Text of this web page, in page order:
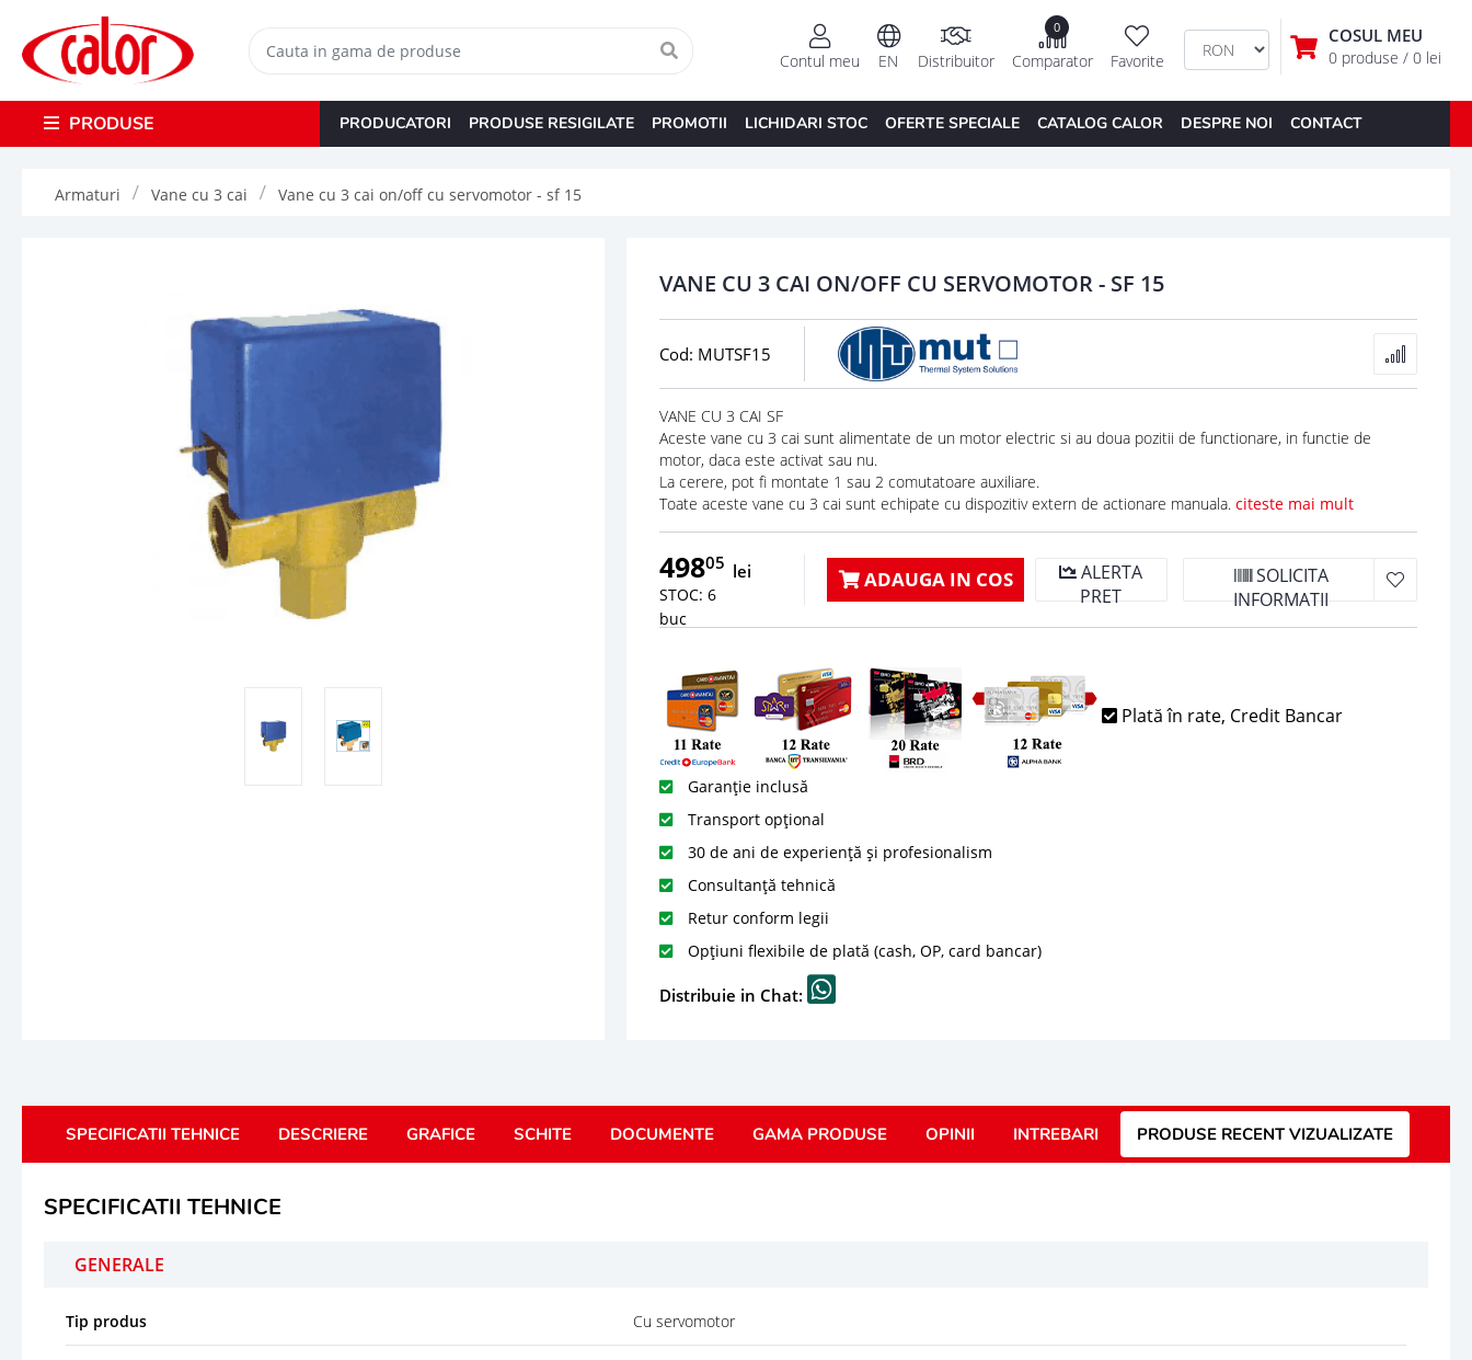
COSUL MEU
0 produse / 0 lei
Favorite
0
Comparator
Distribuitor
EN
Contul meu
PRODUSE PRODUCATORI PRODUSE RESIGILATE PROMOTII LICHIDARI STOC OFERTE SPECIALE CATALOG CALOR DESPRE NOI CONTACT
Armaturi Vane cu 3 cai Vane cu 3 cai on/off cu servomotor - sf 15
VANE CU 3 CAI ON/OFF CU SERVOMOTOR - SF 15
Cod: MUTSF15
VANE CU 3 CAI SF
Aceste vane cu 3 cai sunt alimentate de un motor electric si au doua pozitii de functionare, in functie de
motor, daca este activat sau nu.
La cerere, pot fi montate 1 sau 2 comutatoare auxiliare.
Toate aceste vane cu 3 cai sunt echipate cu dispozitiv extern de actionare manuala. citeste mai mult
49805 lei
STOC: 6
buc
ADAUGA IN COS
ALERTA
PRET
SOLICITA
INFORMATII
Plată în rate, Credit Bancar
Garanție inclusă
Transport opțional
30 de ani de experiență și profesionalism
Consultanță tehnică
Retur conform legii
Opțiuni flexibile de plată (cash, OP, card bancar)
Distribuie in Chat:
SPECIFICATII TEHNICE DESCRIERE GRAFICE SCHITE DOCUMENTE GAMA PRODUSE OPINII INTREBARI PRODUSE RECENT VIZUALIZATE
SPECIFICATII TEHNICE
GENERALE
Tip produs Cu servomotor